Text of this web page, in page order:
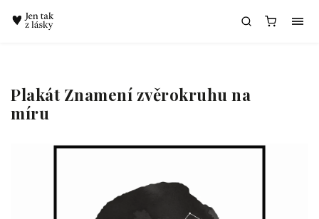
Plakát Znamení zvěrokruhu na
míru